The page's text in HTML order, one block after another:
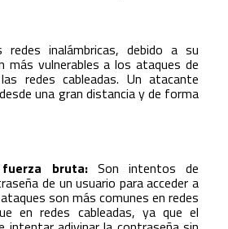
redes inalámbricas, debido a su
más vulnerables a los ataques de
redes cableadas. Un atacante
una gran distancia y de forma
bruta:Son intentos de
de un usuario para acceder a
son más comunes en redes
en redes cableadas, ya que el